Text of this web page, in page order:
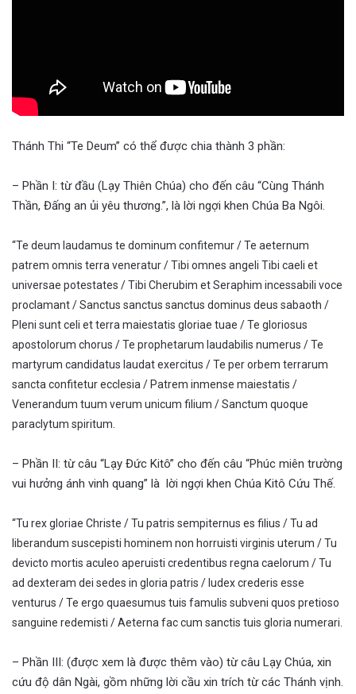
Thánh Thi “Te Deum” có thể được chia thành 3 phần:
– Phần I: từ đầu (Lạy Thiên Chúa) cho đến câu “Cùng Thánh
Thần, Đấng an ủi yêu thương.”, là lời ngợi khen Chúa Ba Ngôi.
“Te deum laudamus te dominum confitemur / Te aeternum
patrem omnis terra veneratur / Tibi omnes angeli Tibi caeli et
universae potestates / Tibi Cherubim et Seraphim incessabili voce
proclamant / Sanctus sanctus sanctus dominus deus sabaoth /
Pleni sunt celi et terra maiestatis gloriae tuae / Te gloriosus
apostolorum chorus / Te prophetarum laudabilis numerus / Te
martyrum candidatus laudat exercitus / Te per orbem terrarum
sancta confitetur ecclesia / Patrem inmense maiestatis /
Venerandum tuum verum unicum filium / Sanctum quoque
paraclytum spiritum.
– Phần II: từ câu “Lạy Đức Kitô” cho đến câu “Phúc miên trường
vui hưởng ánh vinh quang” là lời ngợi khen Chúa Kitô Cứu Thế.
“Tu rex gloriae Christe / Tu patris sempiternus es filius / Tu ad
liberandum suscepisti hominem non horruisti virginis uterum / Tu
devicto mortis aculeo aperuisti credentibus regna caelorum / Tu
ad dexteram dei sedes in gloria patris / Iudex crederis esse
venturus / Te ergo quaesumus tuis famulis subveni quos pretioso
sanguine redemisti / Aeterna fac cum sanctis tuis gloria numerari.
– Phần III: (được xem là được thêm vào) từ câu Lạy Chúa, xin
cứu độ dân Ngài, gồm những lời cầu xin trích từ các Thánh vịnh.